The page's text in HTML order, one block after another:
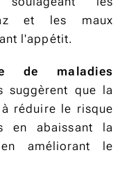
et les maux
l'appétit.
de maladies
suggèrent que la
réduire le risque
en abaissant la
améliorant le